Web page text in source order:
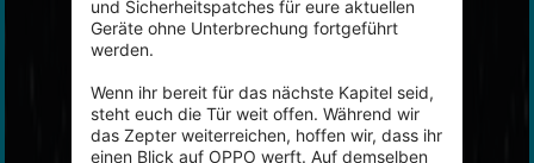
und Sicherheitspatches für eure aktuellen
Geräte ohne Unterbrechung fortgeführt
werden.
Wenn ihr bereit für das nächste Kapitel seid,
steht euch die Tür weit offen. Während wir
das Zepter weiterreichen, hoffen wir, dass ihr
einen Blick auf OPPO werft. Auf demselben